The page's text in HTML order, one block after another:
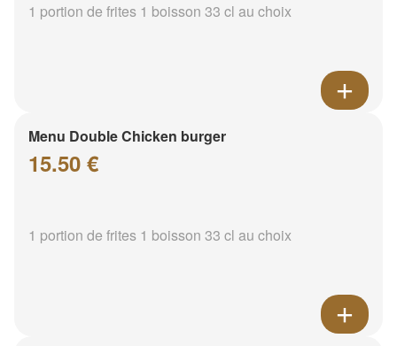
1 portion de frites 1 boisson 33 cl au choix
Menu Double Chicken burger
15.50 €
1 portion de frites 1 boisson 33 cl au choix